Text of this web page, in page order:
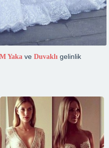
M Yaka ve Duvaklı gelinlik